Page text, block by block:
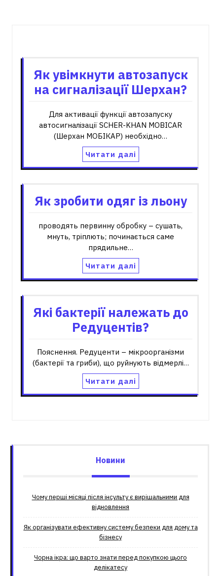
Як увімкнути автозапуск
на сигналізації Шерхан?
Для активації функції автозапуску
автосигналізації SCHER-KHAN MOBICAR
(Шерхан МОБІКАР) необхідно…
Читати далі
Як зробити одяг із льону
проводять первинну обробку – сушать,
мнуть, тріплють; починається саме
прядильне…
Читати далі
Які бактерії належать до
Редуцентів?
Пояснення. Редуценти – мікроорганізми
(бактерії та гриби), що руйнують відмерлі…
Читати далі
Новини
Чому перші місяці після інсульту є вирішальними для
відновлення
Як організувати ефективну систему безпеки для дому та
бізнесу
Чорна ікра: що варто знати перед покупкою цього
делікатесу